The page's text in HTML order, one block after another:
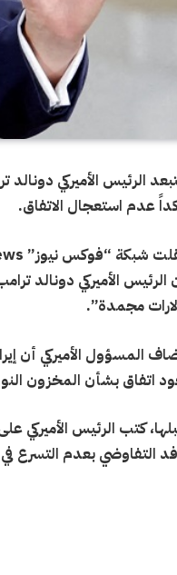
الرئيس الأميركي
عدم استعجال الاتفاق.
مجمدة”.
اتفاق بشأن المخزون
كتب الرئيس
التفاوضي بعدم التسرع